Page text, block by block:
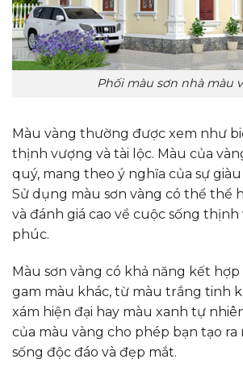
Phối màu sơn nhà màu
Màu vàng thường được xem như
thịnh vượng và tài lộc. Màu của
quý, mang theo ý nghĩa của sự
Sử dụng màu sơn vàng có thể thể
và đánh giá cao về cuộc sống
phúc.
Màu sơn vàng có khả năng kết
gam màu khác, từ màu trắng tinh
xám hiện đại hay màu xanh tự
của màu vàng cho phép bạn tạo
sống độc đáo và đẹp mắt.